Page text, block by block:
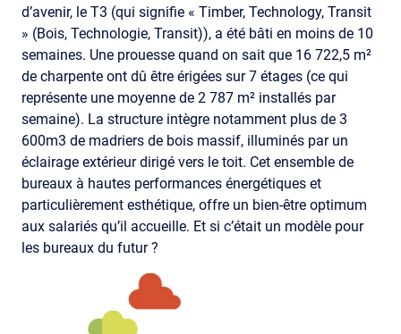
d’avenir, le T3 (qui signifie « Timber, Technology, Transit
» (Bois, Technologie, Transit)), a été bâti en moins de 10
semaines. Une prouesse quand on sait que 16 722,5 m²
de charpente ont dû être érigées sur 7 étages (ce qui
représente une moyenne de 2 787 m² installés par
semaine). La structure intègre notamment plus de 3
600m3 de madriers de bois massif, illuminés par un
éclairage extérieur dirigé vers le toit. Cet ensemble de
bureaux à hautes performances énergétiques et
particulièrement esthétique, offre un bien-être optimum
aux salariés qu’il accueille. Et si c’était un modèle pour
les bureaux du futur ?